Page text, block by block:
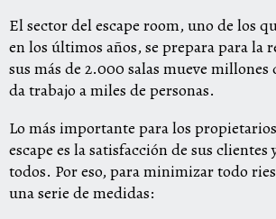
El sector del escape room, uno de los
en los últimos años, se prepara para la
sus más de 2.000 salas mueve millones
da trabajo a miles de personas.
Lo más importante para los
escape es la satisfacción de sus clientes
todos. Por eso, para minimizar todo
una serie de medidas: